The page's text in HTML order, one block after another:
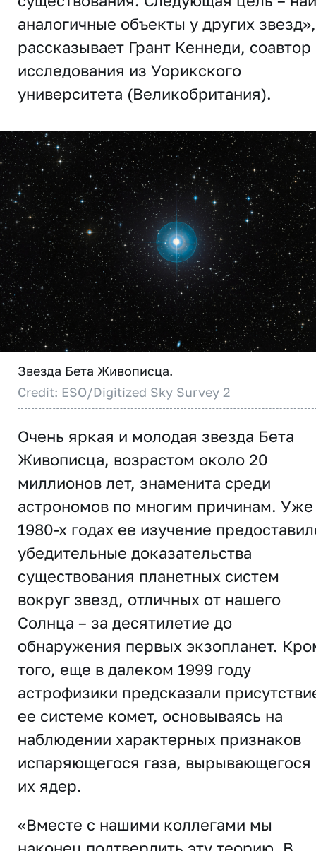
аналогичные объекты у других
рассказывает Грант Кеннеди, соавтор
исследования из Уорикского
университета (Великобритания).
Звезда Бета Живописца.
Credit: ESO/Digitized Sky Survey 2
Очень яркая и молодая звезда Бета
Живописца, возрастом около 20
миллионов лет, знаменита среди
астрономов по многим причинам. Уже
1980-х годах ее изучение
убедительные доказательства
существования планетных систем
вокруг звезд, отличных от нашего
Солнца – за десятилетие до
обнаружения первых экзопланет.
того, еще в далеком 1999 году
астрофизики предсказали
ее системе комет, основываясь на
наблюдении характерных признаков
испаряющегося газа, вырывающегося
их ядер.
«Вместе с нашими коллегами мы